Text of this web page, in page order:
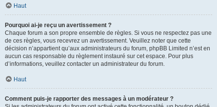
Haut
Pourquoi ai-je reçu un avertissement ?
Chaque forum a son propre ensemble de règles. Si vous ne respectez pas une
de ces règles, vous recevrez un avertissement. Veuillez noter que cette
décision n’appartient qu’aux administrateurs du forum, phpBB Limited n’est en
aucun cas responsable du règlement instauré sur cet espace. Pour plus
d’informations, veuillez contacter un administrateur du forum.
Haut
Comment puis-je rapporter des messages à un modérateur ?